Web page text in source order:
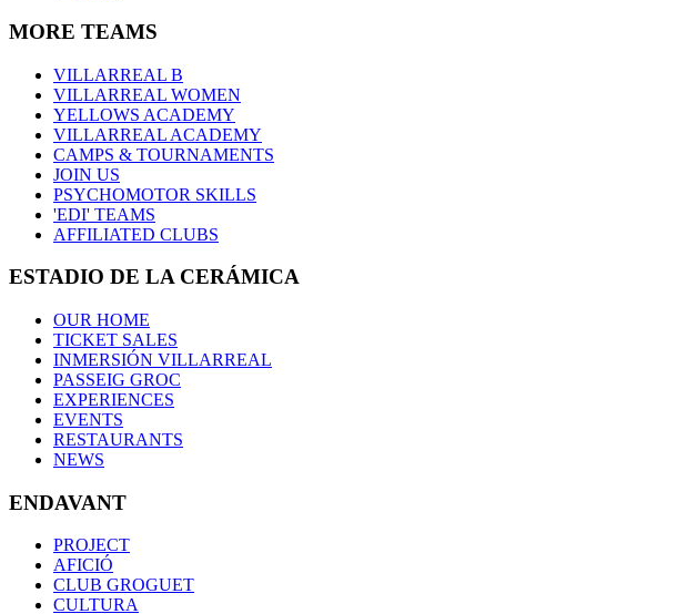
MORE TEAMS
VILLARREAL B
VILLARREAL WOMEN
YELLOWS ACADEMY
VILLARREAL ACADEMY
CAMPS & TOURNAMENTS
JOIN US
PSYCHOMOTOR SKILLS
'EDI' TEAMS
AFFILIATED CLUBS
ESTADIO DE LA CERÁMICA
OUR HOME
TICKET SALES
INMERSIÓN VILLARREAL
PASSEIG GROC
EXPERIENCES
EVENTS
RESTAURANTS
NEWS
ENDAVANT
PROJECT
AFICIÓ
CLUB GROGUET
CULTURA